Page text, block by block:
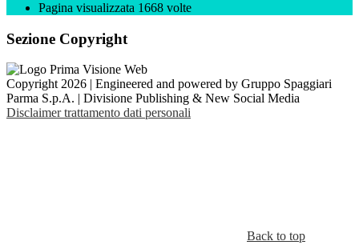
Pagina visualizzata 1668 volte
Sezione Copyright
Copyright 2026 | Engineered and powered by Gruppo Spaggiari
Parma S.p.A. | Divisione Publishing & New Social Media
Disclaimer trattamento dati personali
Back to top